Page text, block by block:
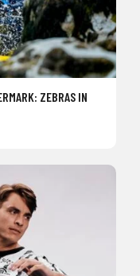
ZEBRAS IN